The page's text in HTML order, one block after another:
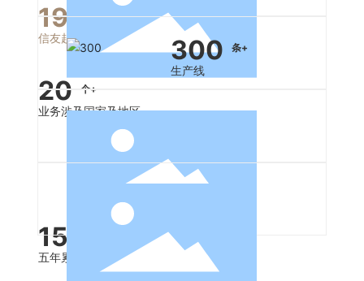
1999 年
信友起始于1999年(中国)
20 个+
业务涉及国家及地区
300 条+
生产线
1500
五年累计年产量